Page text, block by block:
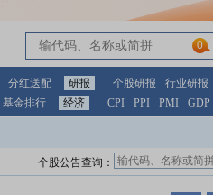
0
分红送配 研报 个股研报 行业研报
基金排行 经济 CPI PPI PMI GDP
个股公告查询：